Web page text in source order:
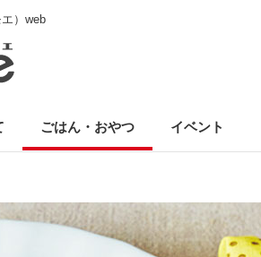
）web
ごはん・おやつ イベント